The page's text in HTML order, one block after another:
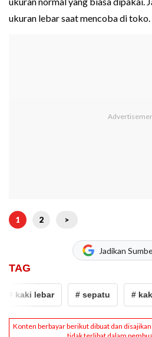
ukuran lebar saat mencoba di toko.
1 2 >
Jadikan
TAG
# kaki lebar # sepatu #